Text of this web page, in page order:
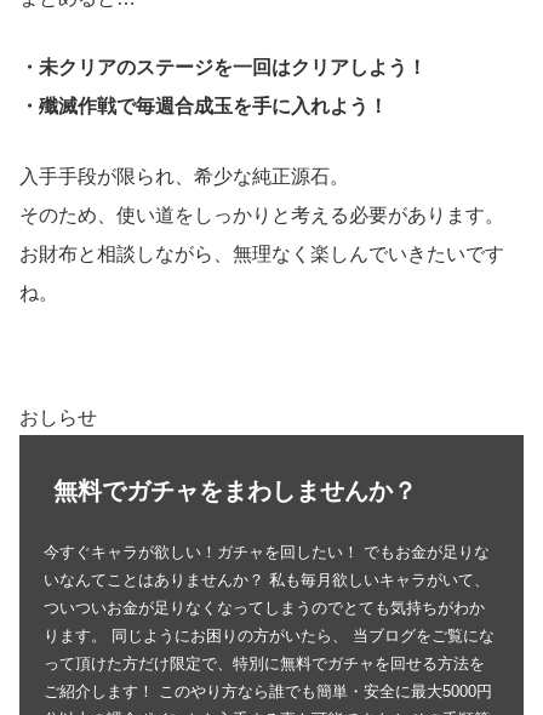
・未クリアのステージを一回はクリアしよう！
・殲滅作戦で毎週合成玉を手に入れよう！
入手手段が限られ、希少な純正源石。
そのため、使い道をしっかりと考える必要があります。
お財布と相談しながら、無理なく楽しんでいきたいです
ね。
おしらせ
無料でガチャをまわしませんか？
今すぐキャラが欲しい！ガチャを回したい！ でもお金が足りな
いなんてことはありませんか？ 私も毎月欲しいキャラがいて、
ついついお金が足りなくなってしまうのでとても気持ちがわか
ります。 同じようにお困りの方がいたら、 当ブログをご覧にな
って頂けた方だけ限定で、特別に無料でガチャを回せる方法を
ご紹介します！ このやり方なら誰でも簡単・安全に最大5000円